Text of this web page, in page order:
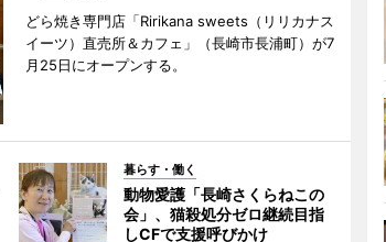
どら焼き専門店「Ririkana sweets（リリカナス
イーツ）直売所＆カフェ」（長崎市長浦町）が7
月25日にオープンする。
暮らす・働く
動物愛護「長崎さくらねこの
会」、猫殺処分ゼロ継続目指
しCFで支援呼びかけ